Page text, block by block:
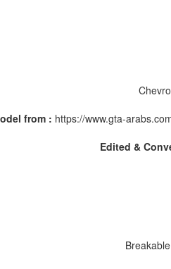
from : https://www.gta-
Edited &